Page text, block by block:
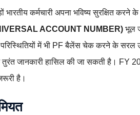
कर्मचारी अपना भविष्य सुरक्षित करने के
ACCOUNT NUMBER) भूल
में भी PF बैलेंस चेक करने के सरल
तुरंत जानकारी हासिल की जा सकती है।
है।